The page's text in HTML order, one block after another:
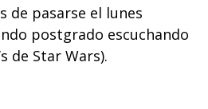
de pasarse el lunes
postgrado escuchando
de Star Wars).